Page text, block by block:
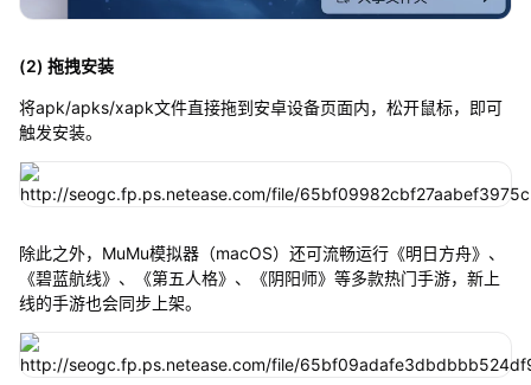
(2) 拖拽安装
将apk/apks/xapk文件直接拖到安卓设备页面内，松开鼠标，即可
触发安装。
除此之外，MuMu模拟器（macOS）还可流畅运行《明日方舟》、
《碧蓝航线》、《第五人格》、《阴阳师》等多款热门手游，新上
线的手游也会同步上架。